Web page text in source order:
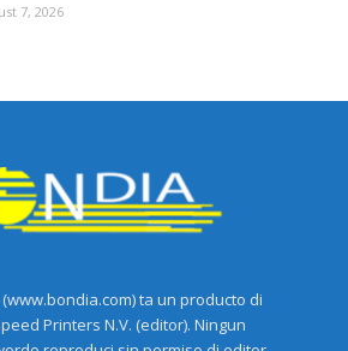
7, 2026
ta un producto di
Printers N.V. (editor). Ningun